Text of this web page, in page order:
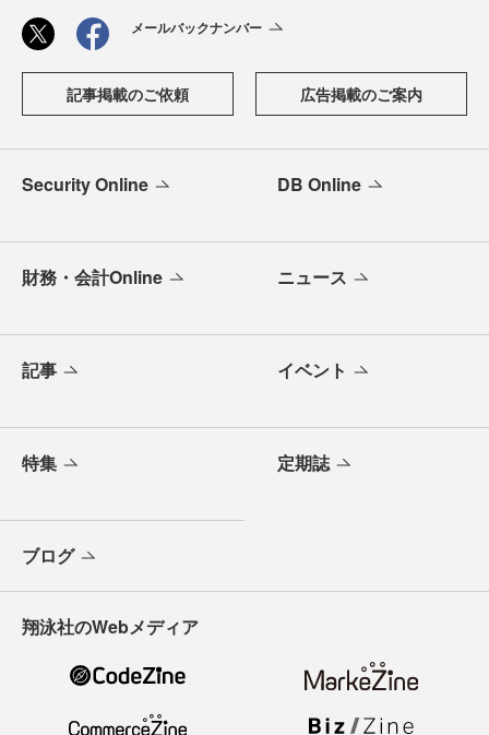
メールバックナンバー
記事掲載のご依頼 広告掲載のご案内
Security Online DB Online
財務・会計Online ニュース
記事 イベント
特集 定期誌
ブログ
翔泳社のWebメディア